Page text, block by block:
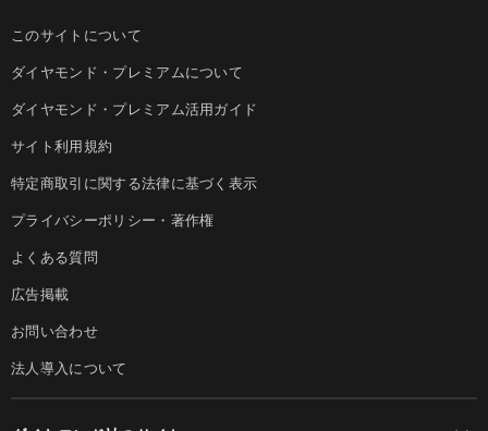
このサイトについて
ダイヤモンド・プレミアムについて
ダイヤモンド・プレミアム活用ガイド
サイト利用規約
特定商取引に関する法律に基づく表示
プライバシーポリシー・著作権
よくある質問
広告掲載
お問い合わせ
法人導入について